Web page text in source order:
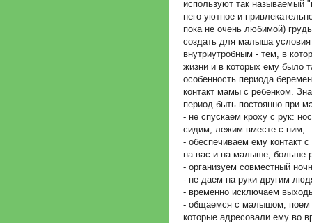
используют так называемый
него уютное и
пока не очень любимой)
создать для малыша
внутриутробным - тем, в
жизни и в которых ему было
особенность периода
контакт мамы с ребенком.
период быть постоянно при
- не спускаем кроху с рук:
сидим, лежим вместе с ним;
- обеспечиваем ему контакт
на вас и на малыше, больше
- организуем совместный
- не даем на руки другим
- временно исключаем
- общаемся с малышом, поем
которые адресовали ему во